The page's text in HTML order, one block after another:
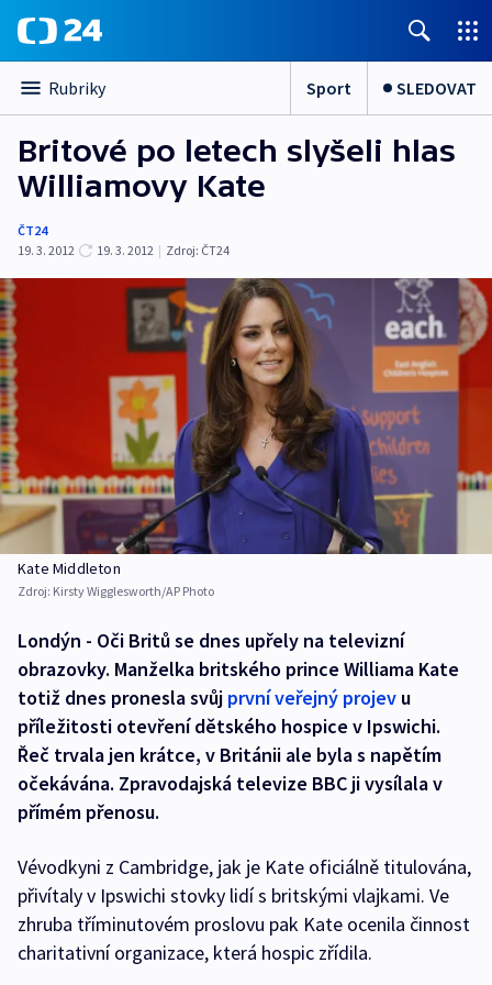
Rubriky Sport SLEDOVAT
Britové po letech slyšeli hlas
Williamovy Kate
ČT24
19. 3. 2012
19. 3. 2012 | Zdroj: ČT24
Kate Middleton
Zdroj: Kirsty Wigglesworth/AP Photo
Londýn - Oči Britů se dnes upřely na televizní
obrazovky. Manželka britského prince Williama Kate
totiž dnes pronesla svůj první veřejný projev u
příležitosti otevření dětského hospice v Ipswichi.
Řeč trvala jen krátce, v Británii ale byla s napětím
očekávána. Zpravodajská televize BBC ji vysílala v
přímém přenosu.
Vévodkyni z Cambridge, jak je Kate oficiálně titulována,
přivítaly v Ipswichi stovky lidí s britskými vlajkami. Ve
zhruba tříminutovém proslovu pak Kate ocenila činnost
charitativní organizace, která hospic zřídila.